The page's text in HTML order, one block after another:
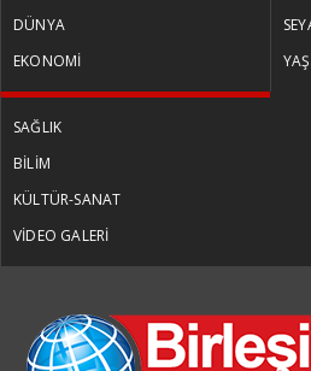
DÜNYA
EKONOMİ
SAĞLIK
BİLİM
KÜLTÜR-SANAT
VİDEO GALERİ